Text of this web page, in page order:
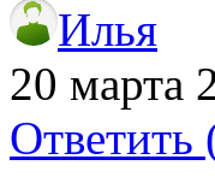
Илья
20 марта
Ответить